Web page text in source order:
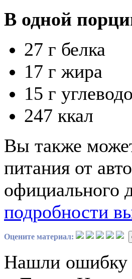
В одной
27 г белка
17 г жира
15 г
247 ккал
Вы также
питания от
официального
подробности
Оцените материал:
Нашли ошибку